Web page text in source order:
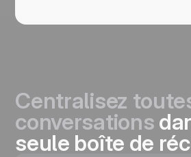
Centralisez
conversations
seule boîte de